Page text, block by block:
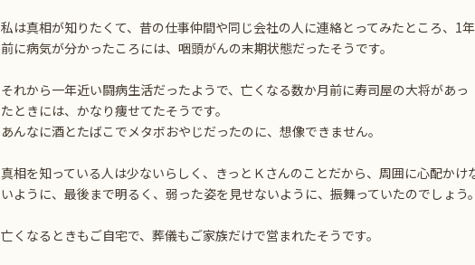
私は真相が知りたくて、昔の仕事仲間や同じ会社の人に連絡とってみたところ、1年
前に病気が分かったころには、咽頭がんの末期状態だったそうです。
それから一年近い闘病生活だったようで、亡くなる数か月前に寿司屋の大将があっ
たときには、かなり痩せてたそうです。
あんなに酒とたばこでメタボおやじだったのに、想像できません。
真相を知っている人は少ないらしく、きっとＫさんのことだから、周囲に心配かけ
いように、最後まで明るく、弱った姿を見せないように、振舞っていたのでしょう
亡くなるときもご自宅で、葬儀もご家族だけで営まれたそうです。